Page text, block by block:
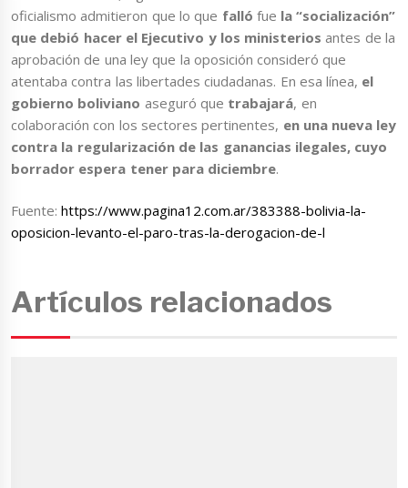
oficialismo admitieron que lo que falló fue la “socialización”
que debió hacer el Ejecutivo y los ministerios antes de la
aprobación de una ley que la oposición consideró que
atentaba contra las libertades ciudadanas. En esa línea, el
gobierno boliviano aseguró que trabajará, en
colaboración con los sectores pertinentes, en una nueva ley
contra la regularización de las ganancias ilegales, cuyo
borrador espera tener para diciembre.
Fuente:https://www.pagina12.com.ar/383388-bolivia-la-
oposicion-levanto-el-paro-tras-la-derogacion-de-l
Artículos relacionados